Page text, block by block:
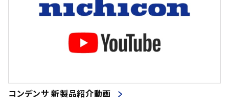
コンデンサ 新製品紹介動画